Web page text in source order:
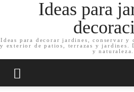
Ideas para
Ideas para decorar jardines, conservar
y exterior de patios, terrazas y jardines.
y naturaleza.